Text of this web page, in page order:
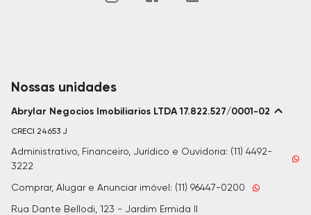
Nossas unidades
Abrylar Negocios Imobiliarios LTDA 17.822.527/0001-02
CRECI 24653 J
Administrativo, Financeiro, Jurídico e Ouvidoria: (11) 4492-
3222
Comprar, Alugar e Anunciar imóvel: (11) 96447-0200
Rua Dante Bellodi, 123 - Jardim Ermida II